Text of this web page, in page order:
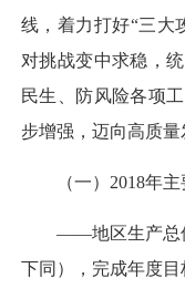
线，着力打好“三大
对挑战变中求稳，
民生、防风险各项
步增强，迈向高质量
（一）2018年主
——地区生产总值
下同），完成年度目